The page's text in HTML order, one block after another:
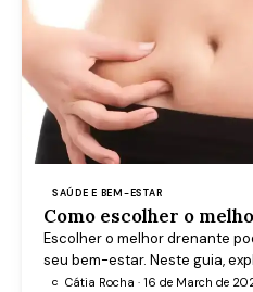
SAÚDE E BEM-ESTAR
Como escolher o
Escolher o melhor drenante
seu bem-estar. Neste guia,
drenantes, como funcionam e
C Cátia Rocha · 16 de March de